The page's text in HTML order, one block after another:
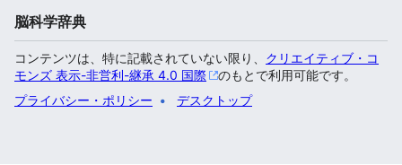
脳科学辞典
コンテンツは、特に記載されていない限り、 クリエイティブ・コ
モンズ 表示-非営利-継承 4.0 国際
のもとで利用可能です。
プライバシー・ポリシー
デスクトップ